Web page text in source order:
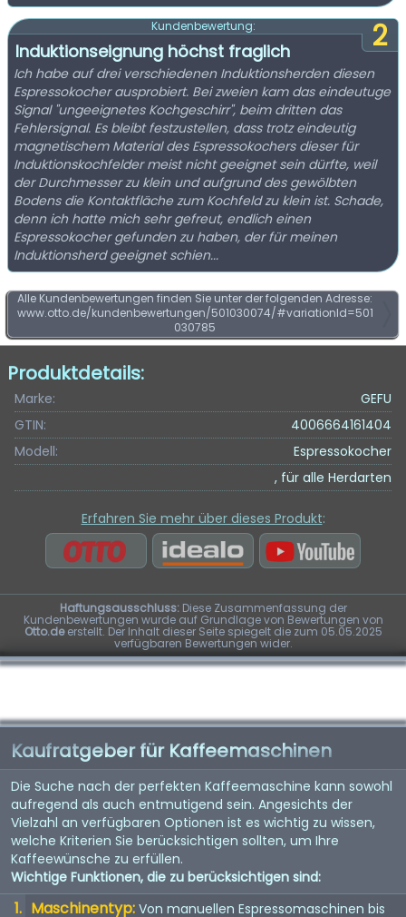
2
Kundenbewertung:
Induktionseignung höchst fraglich
Ich habe auf drei verschiedenen Induktionsherden diesen
Espressokocher ausprobiert. Bei zweien kam das eindeutuge
Signal "ungeeignetes Kochgeschirr", beim dritten das
Fehlersignal. Es bleibt festzustellen, dass trotz eindeutig
magnetischem Material des Espressokochers dieser für
Induktionskochfelder meist nicht geeignet sein dürfte, weil
der Durchmesser zu klein und aufgrund des gewölbten
Bodens die Kontaktfläche zum Kochfeld zu klein ist. Schade,
denn ich hatte mich sehr gefreut, endlich einen
Espressokocher gefunden zu haben, der für meinen
Induktionsherd geeignet schien...
Alle Kundenbewertungen finden Sie unter der folgenden Adresse:
www.otto.de/kundenbewertungen/501030074/#variationId=501
030785
Produktdetails:
Marke:
GEFU
GTIN:
4006664161404
Modell:
Espressokocher
, für alle Herdarten
Erfahren Sie mehr über dieses Produkt:
Haftungsausschluss:Diese Zusammenfassung der
Kundenbewertungen wurde auf Grundlage von Bewertungen von
Otto.deerstellt. Der Inhalt dieser Seite spiegelt die zum 05.05.2025
verfügbaren Bewertungen wider.
Kaufratgeber für Kaffeemaschinen
Die Suche nach der perfekten Kaffeemaschine kann sowohl
aufregend als auch entmutigend sein. Angesichts der
Vielzahl an verfügbaren Optionen ist es wichtig zu wissen,
welche Kriterien Sie berücksichtigen sollten, um Ihre
Kaffeewünsche zu erfüllen.
Wichtige Funktionen, die zu berücksichtigen sind:
Maschinentyp: Von manuellen Espressomaschinen bis